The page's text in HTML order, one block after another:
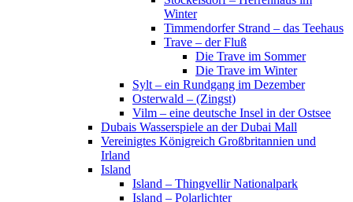
Winter
Timmendorfer Strand – das Teehaus
Trave – der Fluß
Die Trave im Sommer
Die Trave im Winter
Sylt – ein Rundgang im Dezember
Osterwald – (Zingst)
Vilm – eine deutsche Insel in der Ostsee
Dubais Wasserspiele an der Dubai Mall
Vereinigtes Königreich Großbritannien und
Irland
Island
Island – Thingvellir Nationalpark
Island – Polarlichter